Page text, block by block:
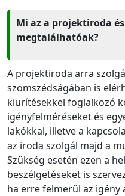
Mi az a projektiroda
megtalálhatóak?
A projektiroda arra
szomszédságában is
kiürítésekkel foglalkozó
igényfelméréseket és
lakókkal, illetve a
az iroda szolgál majd a
Szükség esetén ezen a
beszélgetéseket is
ha erre felmerül az igény